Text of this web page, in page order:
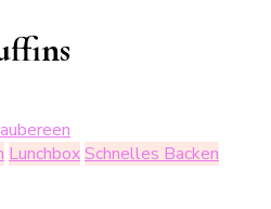
LunchboxSchnelles Backen